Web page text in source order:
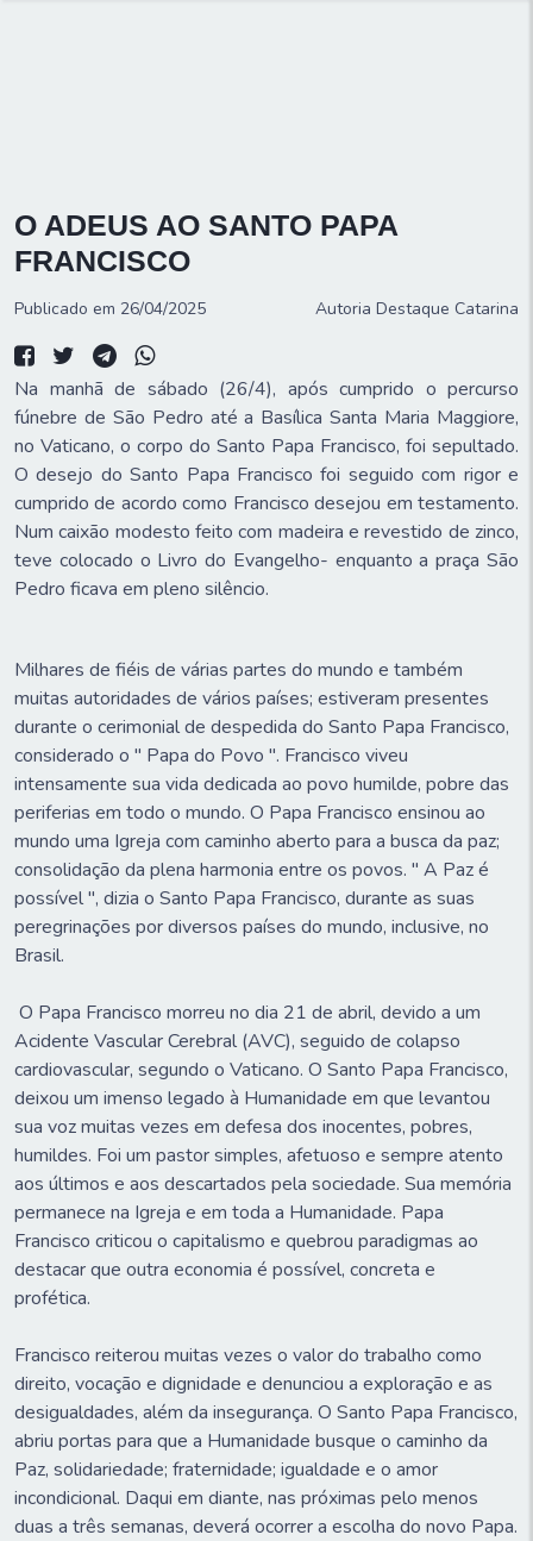
O ADEUS AO SANTO PAPA
FRANCISCO
Publicado em 26/04/2025 Autoria Destaque Catarina
Na manhã de sábado (26/4), após cumprido o percurso
fúnebre de São Pedro até a Basílica Santa Maria Maggiore,
no Vaticano, o corpo do Santo Papa Francisco, foi sepultado.
O desejo do Santo Papa Francisco foi seguido com rigor e
cumprido de acordo como Francisco desejou em testamento.
Num caixão modesto feito com madeira e revestido de zinco,
teve colocado o Livro do Evangelho- enquanto a praça São
Pedro ficava em pleno silêncio.
Milhares de fiéis de várias partes do mundo e também
muitas autoridades de vários países; estiveram presentes
durante o cerimonial de despedida do Santo Papa Francisco,
considerado o " Papa do Povo ". Francisco viveu
intensamente sua vida dedicada ao povo humilde, pobre das
periferias em todo o mundo. O Papa Francisco ensinou ao
mundo uma Igreja com caminho aberto para a busca da paz;
consolidação da plena harmonia entre os povos. " A Paz é
possível ", dizia o Santo Papa Francisco, durante as suas
peregrinações por diversos países do mundo, inclusive, no
Brasil.
O Papa Francisco morreu no dia 21 de abril, devido a um
Acidente Vascular Cerebral (AVC), seguido de colapso
cardiovascular, segundo o Vaticano. O Santo Papa Francisco,
deixou um imenso legado à Humanidade em que levantou
sua voz muitas vezes em defesa dos inocentes, pobres,
humildes. Foi um pastor simples, afetuoso e sempre atento
aos últimos e aos descartados pela sociedade. Sua memória
permanece na Igreja e em toda a Humanidade. Papa
Francisco criticou o capitalismo e quebrou paradigmas ao
destacar que outra economia é possível, concreta e
profética.
Francisco reiterou muitas vezes o valor do trabalho como
direito, vocação e dignidade e denunciou a exploração e as
desigualdades, além da insegurança. O Santo Papa Francisco,
abriu portas para que a Humanidade busque o caminho da
Paz, solidariedade; fraternidade; igualdade e o amor
incondicional. Daqui em diante, nas próximas pelo menos
duas a três semanas, deverá ocorrer a escolha do novo Papa.